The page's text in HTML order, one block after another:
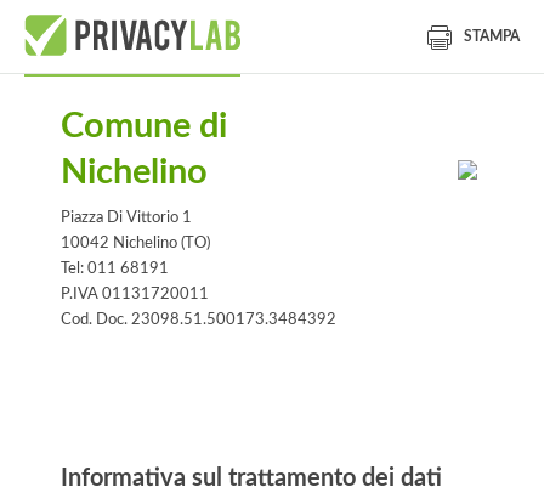
STAMPA
Comune di
Nichelino
Piazza Di Vittorio 1
10042 Nichelino (TO)
Tel: 011 68191
P.IVA 01131720011
Cod. Doc. 23098.51.500173.3484392
Informativa sul trattamento dei dati